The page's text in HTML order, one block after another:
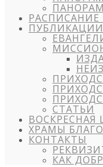
ПУБЛИКАЦИИ
СТАТЬИ
ВОСКРЕСНАЯ
ХРАМЫ
КОНТАКТЫ
КАК